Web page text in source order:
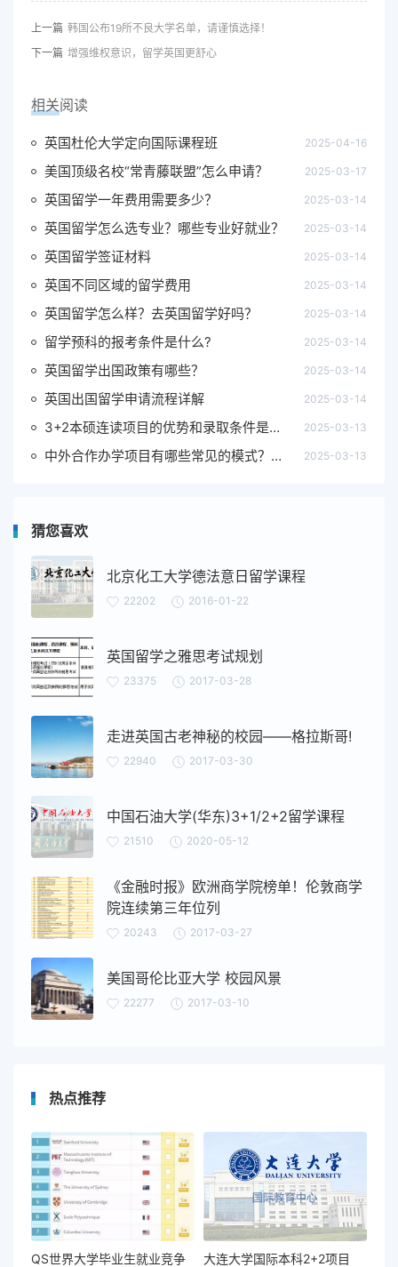
上一篇 韩国公布19所不良大学名单，请谨慎选择！
下一篇 增强维权意识，留学英国更舒心
相关阅读
英国杜伦大学定向国际课程班 2025-04-16
美国顶级名校“常青藤联盟”怎么申请？ 2025-03-17
英国留学一年费用需要多少？ 2025-03-14
英国留学怎么选专业？哪些专业好就业？ 2025-03-14
英国留学签证材料 2025-03-14
英国不同区域的留学费用 2025-03-14
英国留学怎么样？去英国留学好吗？ 2025-03-14
留学预科的报考条件是什么? 2025-03-14
英国留学出国政策有哪些？ 2025-03-14
英国出国留学申请流程详解 2025-03-14
3+2本硕连读项目的优势和录取条件是什么?2+2国际本科的优势和录取条件又是什么呢? 2025-03-13
中外合作办学项目有哪些常见的模式？北理工留学3+2和2+2有什么区别？ 2025-03-13
猜您喜欢
北京化工大学德法意日留学课程
22202 2016-01-22
英国留学之雅思考试规划
23375 2017-03-28
走进英国古老神秘的校园——格拉斯哥!
22940 2017-03-30
中国石油大学(华东)3+1/2+2留学课程
21510 2020-05-12
《金融时报》欧洲商学院榜单！伦敦商学
院连续第三年位列
20243 2017-03-27
美国哥伦比亚大学 校园风景
22277 2017-03-10
热点推荐
QS世界大学毕业生就业竞争
大连大学国际本科2+2项目